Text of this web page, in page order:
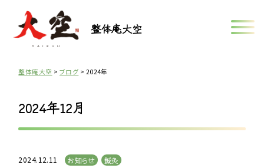
整体庵大空
整体庵大空 > ブログ > 2024年
2024年12月
2024.12.11 お知らせ 鍼灸